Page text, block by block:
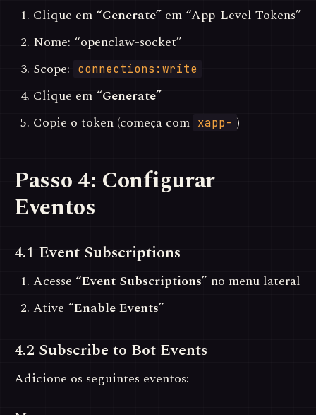
Clique em “Generate” em “App-Level Tokens”
Nome: “openclaw-socket”
Scope:
connections:write
Clique em “Generate”
Copie o token (começa com xapp- )
Passo 4: Configurar
Eventos
4.1 Event Subscriptions
Acesse “Event Subscriptions” no menu lateral
Ative “Enable Events”
4.2 Subscribe to Bot Events
Adicione os seguintes eventos: